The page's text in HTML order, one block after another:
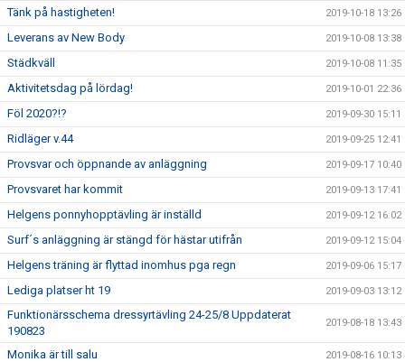
Tänk på hastigheten! 2019-10-18 13:26
Leverans av New Body 2019-10-08 13:38
Städkväll 2019-10-08 11:35
Aktivitetsdag på lördag! 2019-10-01 22:36
Föl 2020?!? 2019-09-30 15:11
Ridläger v.44 2019-09-25 12:41
Provsvar och öppnande av anläggning 2019-09-17 10:40
Provsvaret har kommit 2019-09-13 17:41
Helgens ponnyhopptävling är inställd 2019-09-12 16:02
Surf´s anläggning är stängd för hästar utifrån 2019-09-12 15:04
Helgens träning är flyttad inomhus pga regn 2019-09-06 15:17
Lediga platser ht 19 2019-09-03 13:12
Funktionärsschema dressyrtävling 24-25/8 Uppdaterat
190823
2019-08-18 13:43
Monika är till salu 2019-08-16 10:13